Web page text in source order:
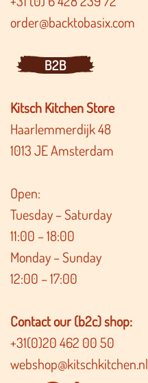
order@backtobasix.com
B2B
Kitsch Kitchen Store
Haarlemmerdijk 48
1013 JE Amsterdam
Open:
Tuesday – Saturday
11:00 – 18:00
Monday – Sunday
12:00 – 17:00
Contact our (b2c) shop:
+31(0)20 462 00 50
webshop@kitschkitchen.nl